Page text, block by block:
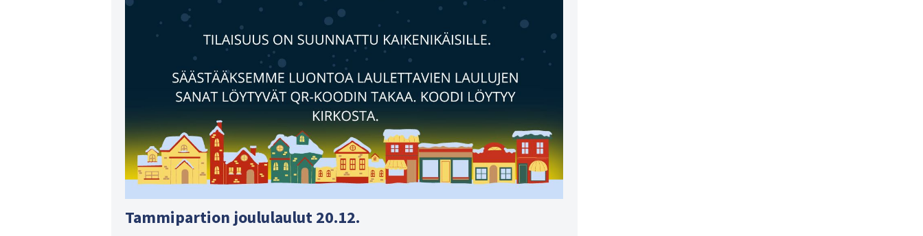
Tammipartion joululaulut 20.12.